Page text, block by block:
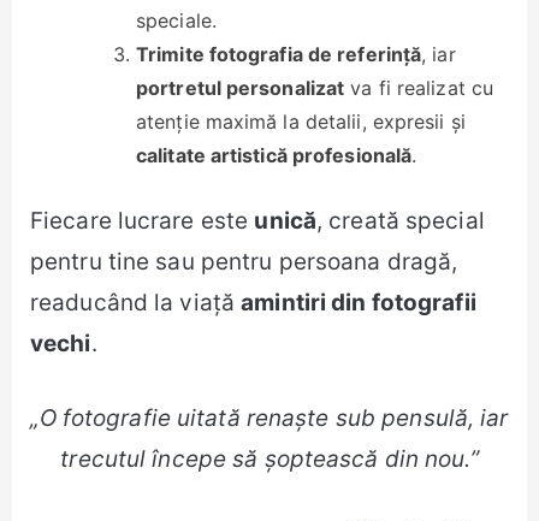
speciale.
Trimite fotografia de referință, iar
portretul personalizat va fi realizat cu
atenție maximă la detalii, expresii și
calitate artistică profesională.
Fiecare lucrare este unică, creată special
pentru tine sau pentru persoana dragă,
readucând la viațăamintiri din fotografii
vechi.
„O fotografie uitată renaște sub pensulă, iar
trecutul începe să șoptească din nou.”